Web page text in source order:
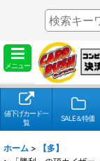
メニュー
値下げカード一
覧
SALE＆特価
ホーム >
【多】